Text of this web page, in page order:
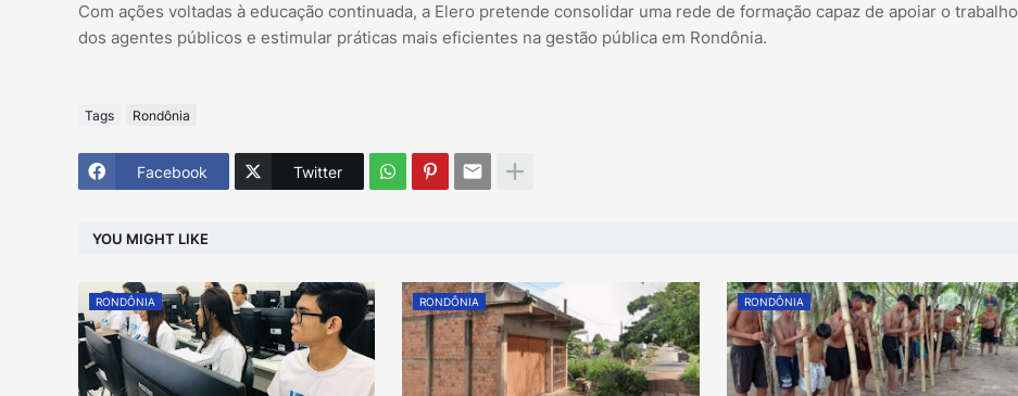
Com ações voltadas à educação continuada, a Elero pretende consolidar uma rede de formação capaz de apoiar o trabalho
dos agentes públicos e estimular práticas mais eficientes na gestão pública em Rondônia.
Tags Rondônia
Facebook Twitter
YOU MIGHT LIKE
RONDÔNIA RONDÔNIA RONDÔNIA